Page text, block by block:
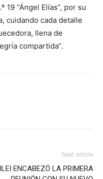
19 “Ángel Elías”, por su
cuidando cada detalle
llena de
compartida”.
Next article
ENCABEZÓ LA PRIMERA